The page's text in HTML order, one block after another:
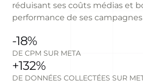
réduisant ses coûts médias et
performance de ses campagnes
-18%
DE CPM SUR META
+132%
DE DONNÉES COLLECTÉES SUR